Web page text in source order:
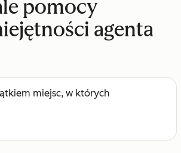
pomocy
agenta
miejsc, w których